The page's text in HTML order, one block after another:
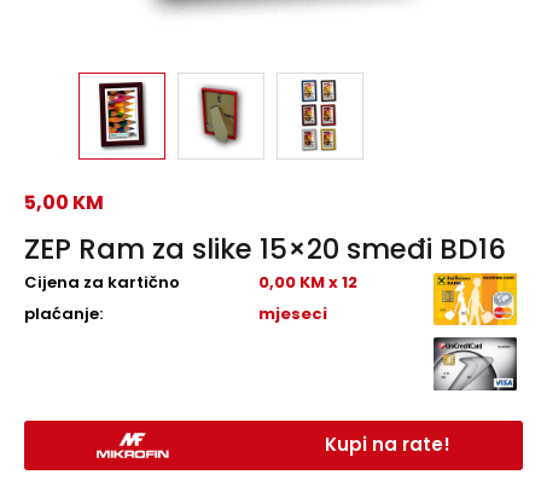
ZEP Ram za slike 15×20 smeđi BD16
5,00 KM
Cijena za kartično
plaćanje:
0,00 KM x 12
mjeseci
Kupi na rate!